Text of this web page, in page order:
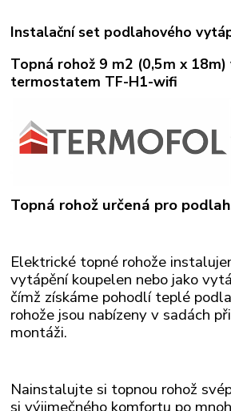
Instalační set podlahového
Topná rohož 9 m2 (0,5m x
termostatem TF-H1-wifi
Topná rohož určená pro
Elektrické topné rohože
vytápění koupelen nebo jako
čímž získáme pohodlí teplé
rohože jsou nabízeny v sadách
montáži.
Nainstalujte si topnou rohož